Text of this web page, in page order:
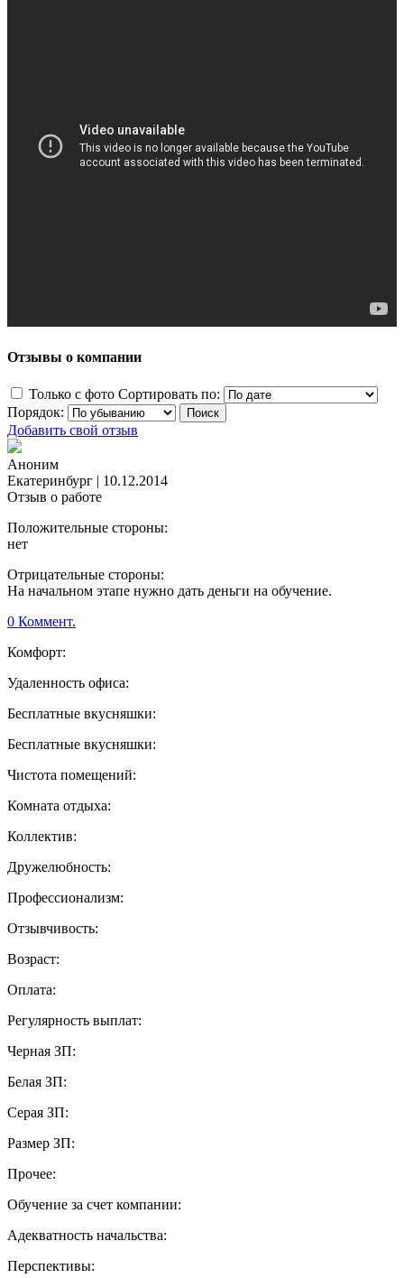
Отзывы о компании
Только с фото Сортировать по:
Порядок:
Добавить свой отзыв
Аноним
Екатеринбург | 10.12.2014
Отзыв о работе
Положительные стороны:
нет
Отрицательные стороны:
На начальном этапе нужно дать деньги на обучение.
0 Коммент.
Комфорт:
Удаленность офиса:
Бесплатные вкусняшки:
Бесплатные вкусняшки:
Чистота помещений:
Комната отдыха:
Коллектив:
Дружелюбность:
Профессионализм:
Отзывчивость:
Возраст:
Оплата:
Регулярность выплат:
Черная ЗП:
Белая ЗП:
Серая ЗП:
Размер ЗП:
Прочее:
Обучение за счет компании:
Адекватность начальства:
Перспективы: